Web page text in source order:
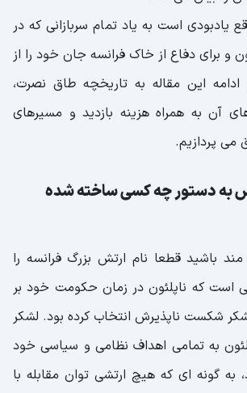
یادبودی است به یاد تمام سربازانی که در
و برای دفاع از خاک فرانسه جان خود را از
این مقاله به تاریخچه طاق نصرت،
آن به همراه هزینه بازدید و مسیرهای
پردازیم.
به دستور چه کسی ساخته شده
مند باشید قطعا نام ارتش بزرگ فرانسه را
است که ناپلئون در زمان حکومت خود بر
شکست ناپذیرش انتخاب کرده بود. لشکر
به تمامی اهداف نظامی و سیاسی خود
به گونه ای که هیچ ارتشی توان مقابله با